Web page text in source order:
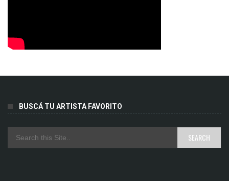
BUSCÁ TU ARTISTA FAVORITO